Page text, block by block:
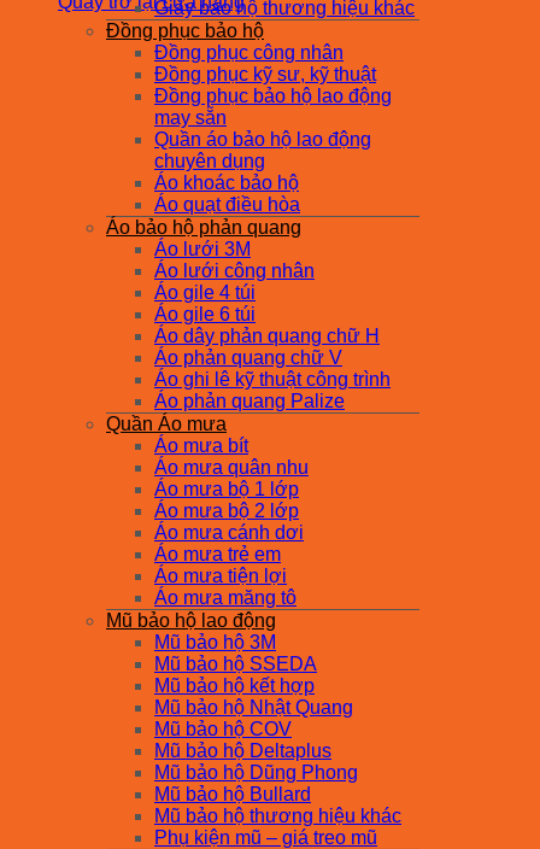
Giày bảo hộ thương hiệu khác
Đồng phục bảo hộ
Đồng phục công nhân
Đồng phục kỹ sư, kỹ thuật
Đồng phục bảo hộ lao động
may sẵn
Quần áo bảo hộ lao động
chuyên dụng
Áo khoác bảo hộ
Áo quạt điều hòa
Áo bảo hộ phản quang
Áo lưới 3M
Áo lưới công nhân
Áo gile 4 túi
Áo gile 6 túi
Áo dây phản quang chữ H
Áo phản quang chữ V
Áo ghi lê kỹ thuật công trình
Áo phản quang Palize
Quần Áo mưa
Áo mưa bít
Áo mưa quân nhu
Áo mưa bộ 1 lớp
Áo mưa bộ 2 lớp
Áo mưa cánh dơi
Áo mưa trẻ em
Áo mưa tiện lợi
Áo mưa măng tô
Mũ bảo hộ lao động
Mũ bảo hộ 3M
Mũ bảo hộ SSEDA
Mũ bảo hộ kết hợp
Mũ bảo hộ Nhật Quang
Mũ bảo hộ COV
Mũ bảo hộ Deltaplus
Mũ bảo hộ Dũng Phong
Mũ bảo hộ Bullard
Mũ bảo hộ thương hiệu khác
Phụ kiện mũ – giá treo mũ